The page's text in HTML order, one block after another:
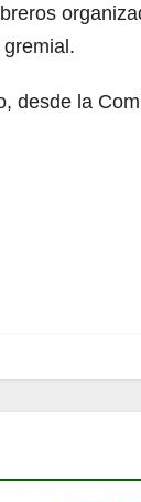
desde la